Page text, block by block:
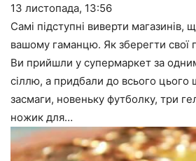
13 листопада, 13:56
Самі підступні виверти магазинів,
вашому гаманцю. Як зберегти свої
Ви прийшли у супермаркет за
сіллю, а придбали до всього цього
засмаги, новеньку футболку, три
ножик для…